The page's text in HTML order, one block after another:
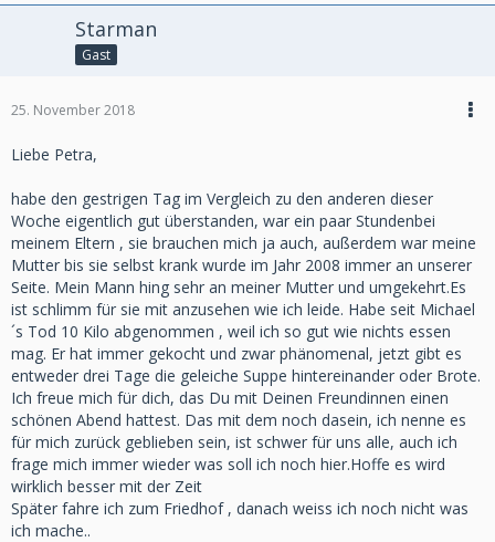
Starman
Gast
25. November 2018
Liebe Petra,
habe den gestrigen Tag im Vergleich zu den anderen dieser
Woche eigentlich gut überstanden, war ein paar Stundenbei
meinem Eltern , sie brauchen mich ja auch, außerdem war meine
Mutter bis sie selbst krank wurde im Jahr 2008 immer an unserer
Seite. Mein Mann hing sehr an meiner Mutter und umgekehrt.Es
ist schlimm für sie mit anzusehen wie ich leide. Habe seit Michael
´s Tod 10 Kilo abgenommen , weil ich so gut wie nichts essen
mag. Er hat immer gekocht und zwar phänomenal, jetzt gibt es
entweder drei Tage die geleiche Suppe hintereinander oder Brote.
Ich freue mich für dich, das Du mit Deinen Freundinnen einen
schönen Abend hattest. Das mit dem noch dasein, ich nenne es
für mich zurück geblieben sein, ist schwer für uns alle, auch ich
frage mich immer wieder was soll ich noch hier.Hoffe es wird
wirklich besser mit der Zeit
Später fahre ich zum Friedhof , danach weiss ich noch nicht was
ich mache..